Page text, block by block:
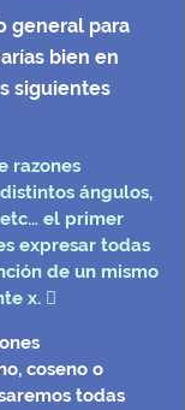
general para
bien en
siguientes
razones
ángulos,
el primer
expresar todas
de un mismo
x. 
coseno o
todas